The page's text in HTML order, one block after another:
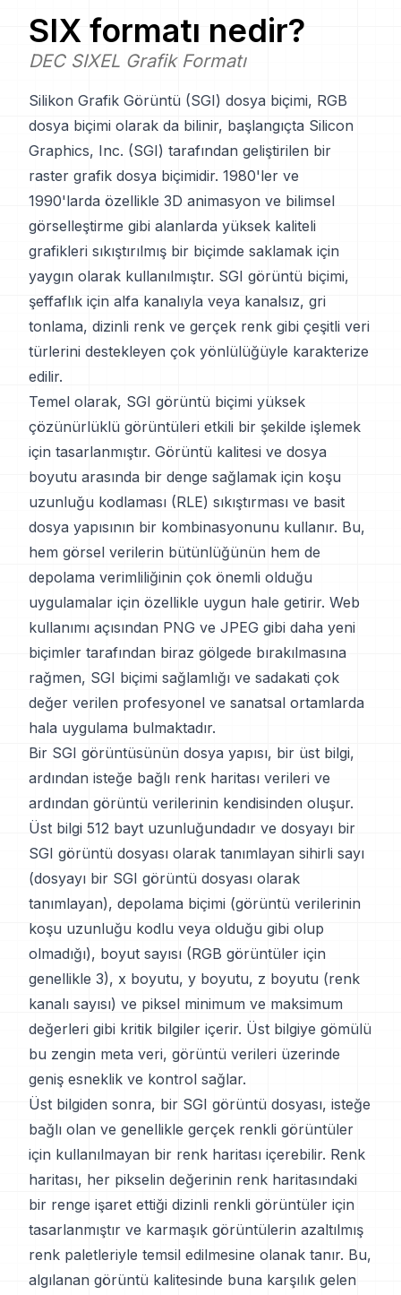
SIX formatı nedir?
DEC SIXEL Grafik Formatı
Silikon Grafik Görüntü (SGI) dosya biçimi, RGB
dosya biçimi olarak da bilinir, başlangıçta Silicon
Graphics, Inc. (SGI) tarafından geliştirilen bir
raster grafik dosya biçimidir. 1980'ler ve
1990'larda özellikle 3D animasyon ve bilimsel
görselleştirme gibi alanlarda yüksek kaliteli
grafikleri sıkıştırılmış bir biçimde saklamak için
yaygın olarak kullanılmıştır. SGI görüntü biçimi,
şeffaflık için alfa kanalıyla veya kanalsız, gri
tonlama, dizinli renk ve gerçek renk gibi çeşitli veri
türlerini destekleyen çok yönlülüğüyle karakterize
edilir.
Temel olarak, SGI görüntü biçimi yüksek
çözünürlüklü görüntüleri etkili bir şekilde işlemek
için tasarlanmıştır. Görüntü kalitesi ve dosya
boyutu arasında bir denge sağlamak için koşu
uzunluğu kodlaması (RLE) sıkıştırması ve basit
dosya yapısının bir kombinasyonunu kullanır. Bu,
hem görsel verilerin bütünlüğünün hem de
depolama verimliliğinin çok önemli olduğu
uygulamalar için özellikle uygun hale getirir. Web
kullanımı açısından PNG ve JPEG gibi daha yeni
biçimler tarafından biraz gölgede bırakılmasına
rağmen, SGI biçimi sağlamlığı ve sadakati çok
değer verilen profesyonel ve sanatsal ortamlarda
hala uygulama bulmaktadır.
Bir SGI görüntüsünün dosya yapısı, bir üst bilgi,
ardından isteğe bağlı renk haritası verileri ve
ardından görüntü verilerinin kendisinden oluşur.
Üst bilgi 512 bayt uzunluğundadır ve dosyayı bir
SGI görüntü dosyası olarak tanımlayan sihirli sayı
(dosyayı bir SGI görüntü dosyası olarak
tanımlayan), depolama biçimi (görüntü verilerinin
koşu uzunluğu kodlu veya olduğu gibi olup
olmadığı), boyut sayısı (RGB görüntüler için
genellikle 3), x boyutu, y boyutu, z boyutu (renk
kanalı sayısı) ve piksel minimum ve maksimum
değerleri gibi kritik bilgiler içerir. Üst bilgiye gömülü
bu zengin meta veri, görüntü verileri üzerinde
geniş esneklik ve kontrol sağlar.
Üst bilgiden sonra, bir SGI görüntü dosyası, isteğe
bağlı olan ve genellikle gerçek renkli görüntüler
için kullanılmayan bir renk haritası içerebilir. Renk
haritası, her pikselin değerinin renk haritasındaki
bir renge işaret ettiği dizinli renkli görüntüler için
tasarlanmıştır ve karmaşık görüntülerin azaltılmış
renk paletleriyle temsil edilmesine olanak tanır. Bu,
algılanan görüntü kalitesinde buna karşılık gelen